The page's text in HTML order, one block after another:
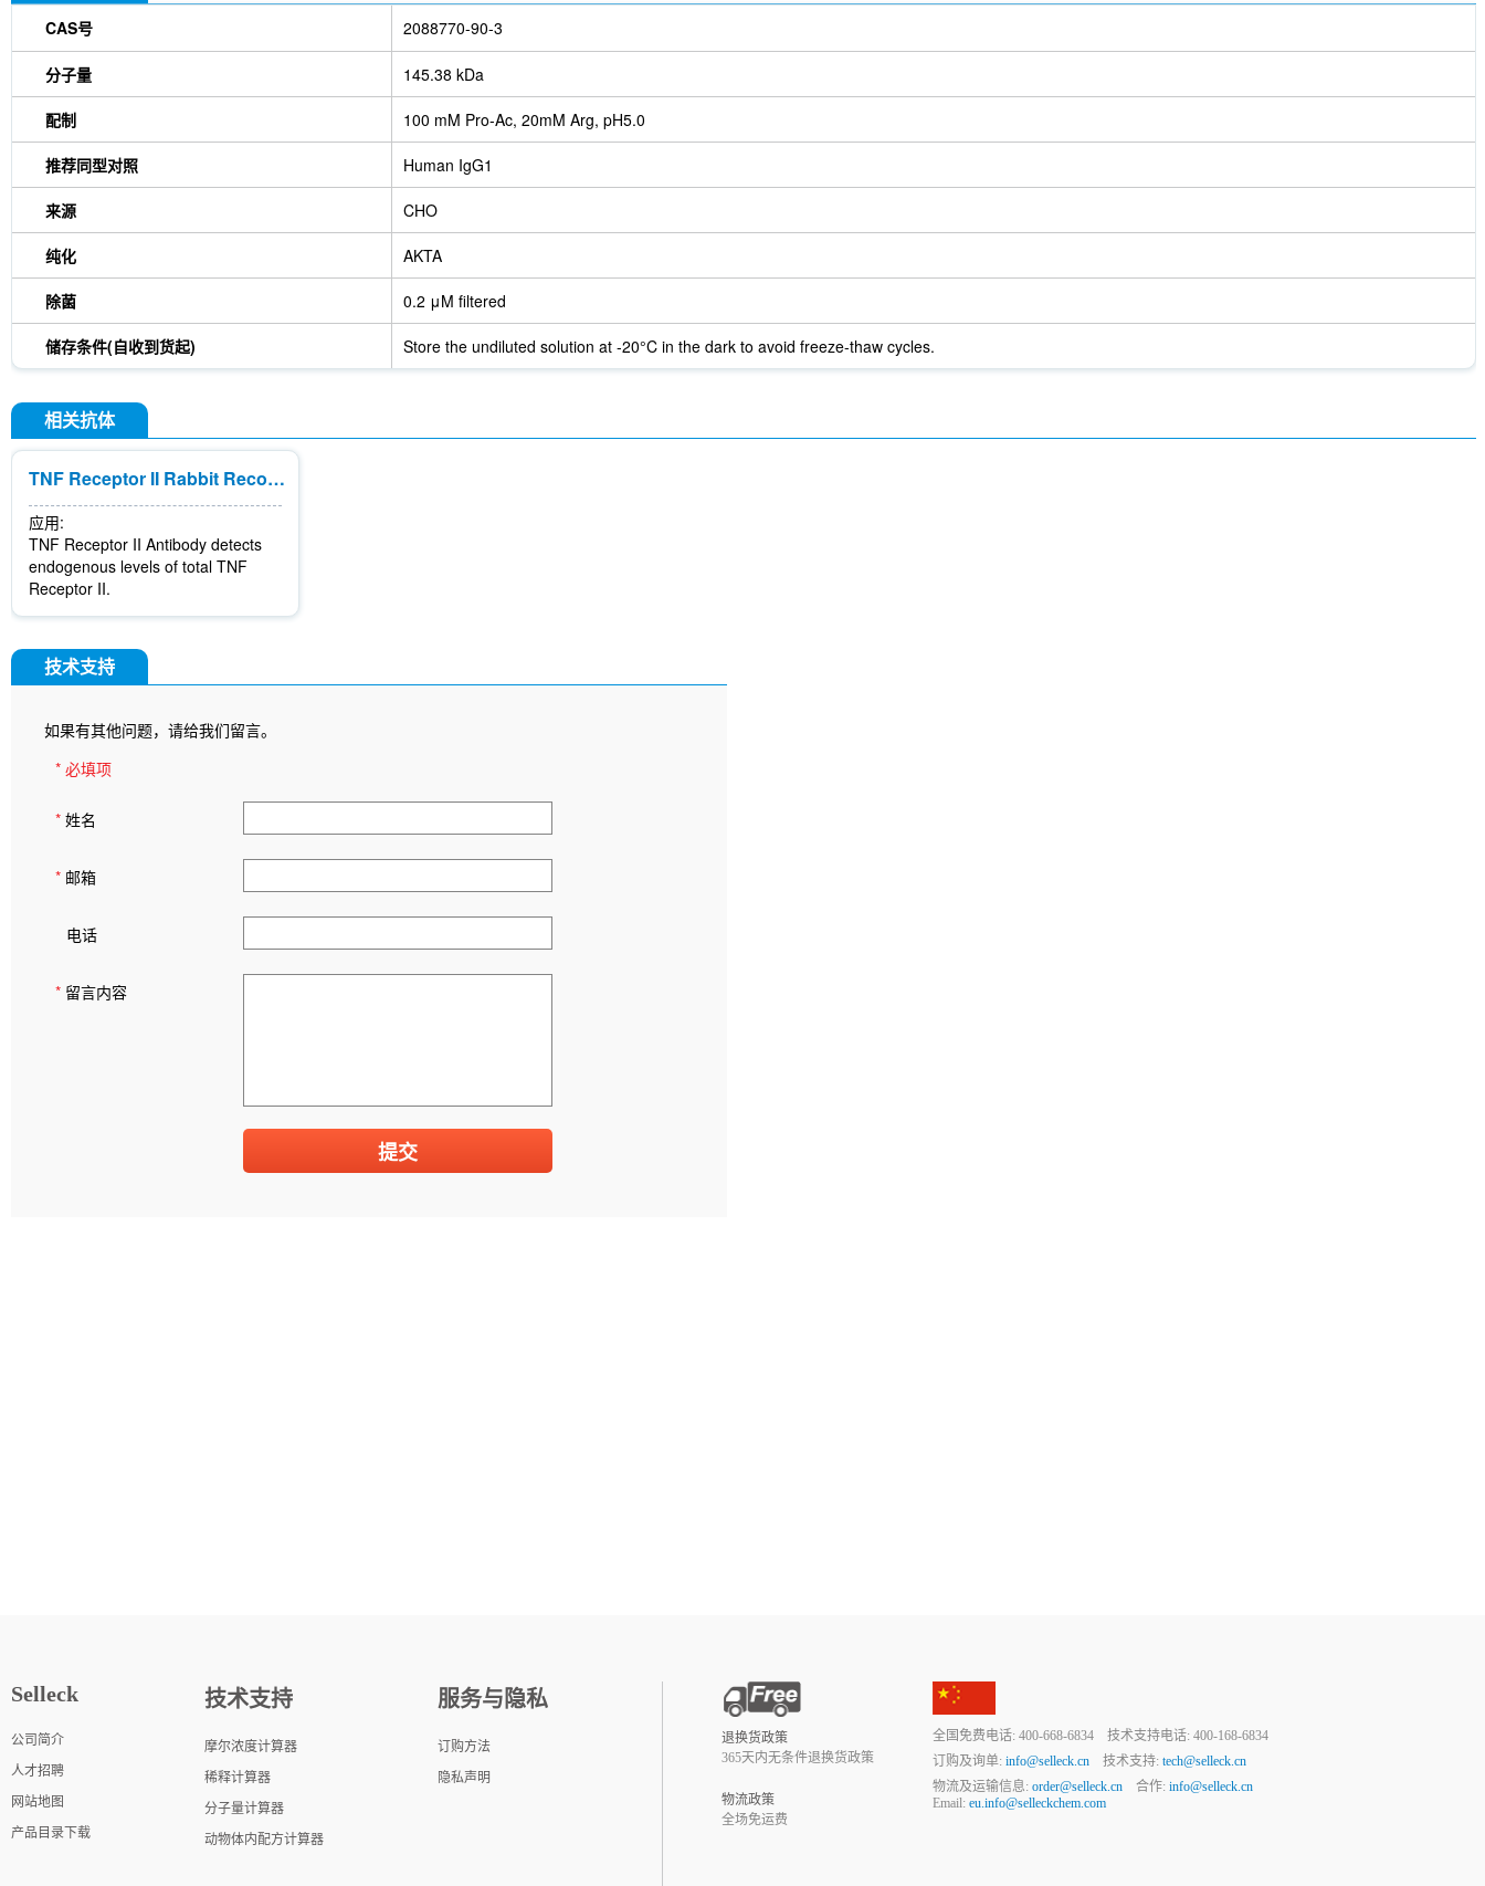
CAS号 2088770-90-3
分子量 145.38 kDa
配制 100 mM Pro-Ac, 20mM Arg, pH5.0
推荐同型对照 Human IgG1
来源 CHO
纯化 AKTA
除菌 0.2 μM filtered
储存条件(自收到货起) Store the undiluted solution at -20°C in the dark to avoid freeze-thaw cycles.
相关抗体
TNF Receptor II Rabbit Recombinant mAb
应用:
TNF Receptor II Antibody detects
endogenous levels of total TNF
Receptor II.
技术支持
如果有其他问题，请给我们留言。
* 必填项
* 姓名
* 邮箱
电话
* 留言内容
Selleck
公司简介
人才招聘
网站地图
产品目录下载
技术支持
摩尔浓度计算器
稀释计算器
分子量计算器
动物体内配方计算器
服务与隐私
订购方法
隐私声明
退换货政策
365天内无条件退换货政策
物流政策
全场免运费
全国免费电话: 400-668-6834 技术支持电话: 400-168-6834
订购及询单: info@selleck.cn 技术支持: tech@selleck.cn
物流及运输信息: order@selleck.cn 合作: info@selleck.cn
Email: eu.info@selleckchem.com